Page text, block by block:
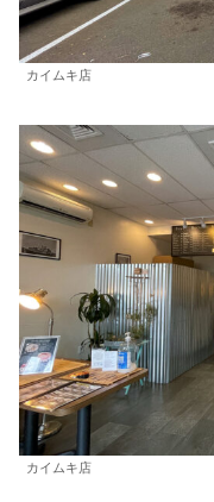
カイムキ店
カイムキ店